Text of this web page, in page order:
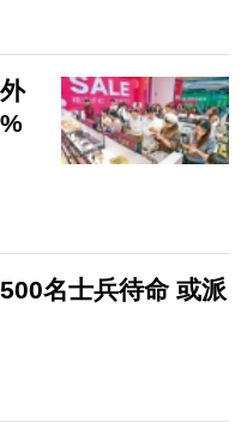
名士兵待命 或派